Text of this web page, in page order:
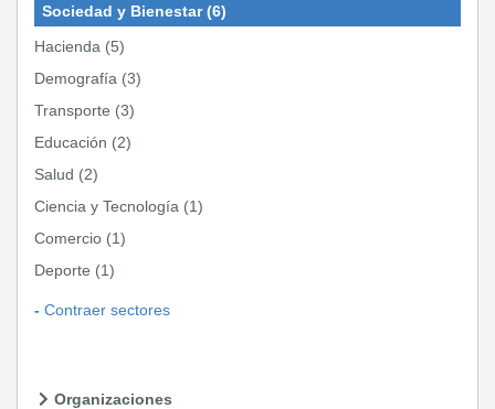
Sociedad y Bienestar(6)
Hacienda (5)
Demografía (3)
Transporte (3)
Educación (2)
Salud (2)
Ciencia y Tecnología (1)
Comercio (1)
Deporte (1)
Contraer sectores
Organizaciones